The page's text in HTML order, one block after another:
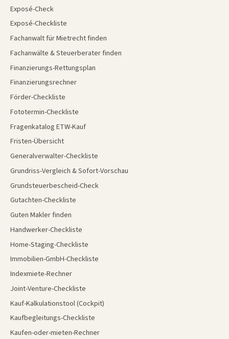
Exposé-Check
Exposé-Checkliste
Fachanwalt für Mietrecht finden
Fachanwälte & Steuerberater finden
Finanzierungs-Rettungsplan
Finanzierungsrechner
Förder-Checkliste
Fototermin-Checkliste
Fragenkatalog ETW-Kauf
Fristen-Übersicht
Generalverwalter-Checkliste
Grundriss-Vergleich & Sofort-Vorschau
Grundsteuerbescheid-Check
Gutachten-Checkliste
Guten Makler finden
Handwerker-Checkliste
Home-Staging-Checkliste
Immobilien-GmbH-Checkliste
Indexmiete-Rechner
Joint-Venture-Checkliste
Kauf-Kalkulationstool (Cockpit)
Kaufbegleitungs-Checkliste
Kaufen-oder-mieten-Rechner